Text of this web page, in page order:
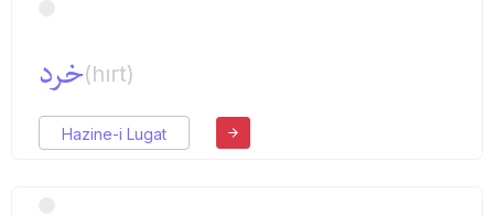
خرد(hırt)
Hazine-i Lugat